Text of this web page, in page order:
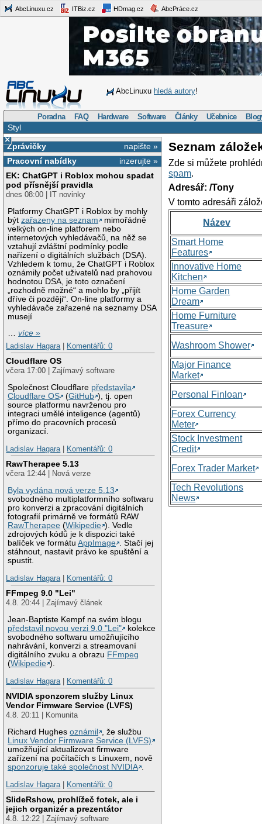
AbcLinuxu.cz ITBiz.cz HDmag.cz AbcPráce.cz
AbcLinuxu hledá autory!
Poradna FAQ Hardware Software Články Učebnice
Styl
×
napište »
Zprávičky
inzerujte »
Pracovní nabídky
EK: ChatGPT i Roblox mohou spadat
pod přísnější pravidla
dnes 08:00 | IT novinky
Platformy ChatGPT i Roblox by mohly
býtzařazeny na seznam
mimořádně
velkých on-line platforem nebo
internetových vyhledávačů, na něž se
vztahují zvláštní podmínky podle
nařízení o digitálních službách (DSA).
Vzhledem k tomu, že ChatGPT i Roblox
oznámily počet uživatelů nad prahovou
hodnotou DSA, je toto označení
„rozhodně možné“ a mohlo by „přijít
dříve či později“. On-line platformy a
vyhledávače zařazené na seznamy DSA
musejí
…více »
Ladislav Hagara
Komentářů: 0
Cloudflare OS
včera 17:00 | Zajímavý software
Společnost Cloudflare představila
Cloudflare OS
(GitHub ), tj. open
source platformu navrženou pro
integraci umělé inteligence (agentů)
přímo do pracovních procesů
organizací.
Ladislav Hagara
Komentářů: 0
RawTherapee 5.13
včera 12:44 | Nová verze
Byla vydána nová verze 5.13
svobodného multiplatformního softwaru
pro konverzi a zpracování digitálních
fotografií primárně ve formátů RAW
RawTherapee (Wikipedie ). Vedle
zdrojových kódů je k dispozici také
balíček ve formátuAppImage . Stačí jej
stáhnout, nastavit právo ke spuštění a
spustit.
Ladislav Hagara
Komentářů: 0
FFmpeg 9.0 "Lei"
4.8. 20:44 | Zajímavý článek
Jean-Baptiste Kempf na svém blogu
představil novou verzi 9.0 "Lei"
kolekce
svobodného softwaru umožňujícího
nahrávání, konverzi a streamovaní
digitálního zvuku a obrazu FFmpeg
(Wikipedie ).
Ladislav Hagara
Komentářů: 0
NVIDIA sponzorem služby Linux
Vendor Firmware Service (LVFS)
4.8. 20:11 | Komunita
Richard Hughesoznámil
, že službu
Linux Vendor Firmware Service (LVFS)
umožňující aktualizovat firmware
zařízení na počítačích s Linuxem, nově
sponzoruje také společnost NVIDIA .
Ladislav Hagara | Komentářů: 0
SlideRshow, prohlížeč fotek, ale i
jejich organizér a prezentátor
4.8. 12:22 | Zajímavý software
Seznam
Zde si můžete
spam.
Adresář: /Tony
V tomto adresáři
Název
Smart Home
Features
Innovative Home
Kitchen
Home Garden
Dream
Home Furniture
Treasure
Washroom Shower
Major Finance
Market
Personal Finloan
Forex Currency
Meter
Stock Investment
Credit
Forex Trader Market
Tech Revolutions
News